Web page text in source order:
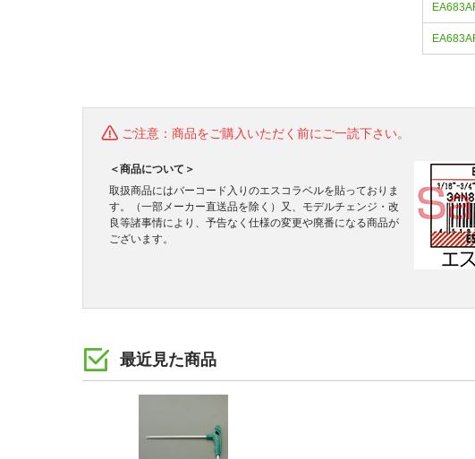
ご注意：商品をご購入いただく前にご一読下さい。
＜商品について＞
取扱商品にはバーコード入りのエスコラベルを貼っておりま
す。（一部メーカー直送品を除く）又、モデルチェンジ・改
良等諸事情により、予告なく仕様の変更や廃番になる商品が
ございます。
最近見た商品